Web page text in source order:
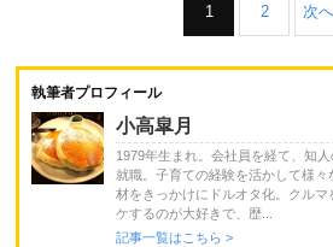
1 2 次
執筆者プロフィール
小高皐月
1979年生まれ。会社員を経て、知
就職。子育ての経験を活かして様
材をきっかけにドルオタ化。クル
ケするのが大好きで、歴...
記事一覧はこちら >